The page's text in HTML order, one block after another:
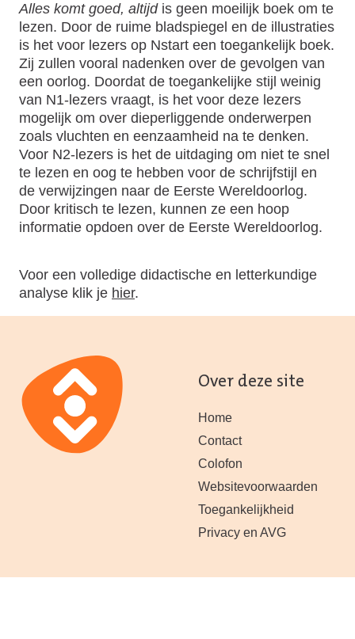
Alles komt goed, altijdis geen moeilijk boek om te
lezen. Door de ruime bladspiegel en de illustraties
is het voor lezers op Nstart een toegankelijk boek.
Zij zullen vooral nadenken over de gevolgen van
een oorlog. Doordat de toegankelijke stijl weinig
van N1-lezers vraagt, is het voor deze lezers
mogelijk om over dieperliggende onderwerpen
zoals vluchten en eenzaamheid na te denken.
Voor N2-lezers is het de uitdaging om niet te snel
te lezen en oog te hebben voor de schrijfstijl en
de verwijzingen naar de Eerste Wereldoorlog.
Door kritisch te lezen, kunnen ze een hoop
informatie opdoen over de Eerste Wereldoorlog.
Voor een volledige didactische en letterkundige
analyse klik je hier.
Over deze site
Home
Contact
Colofon
Websitevoorwaarden
Toegankelijkheid
Privacy en AVG